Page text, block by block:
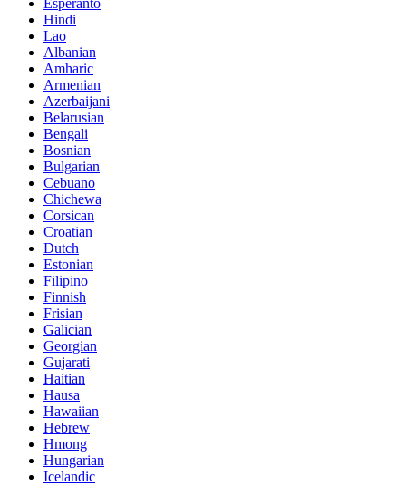
Esperanto
Hindi
Lao
Albanian
Amharic
Armenian
Azerbaijani
Belarusian
Bengali
Bosnian
Bulgarian
Cebuano
Chichewa
Corsican
Croatian
Dutch
Estonian
Filipino
Finnish
Frisian
Galician
Georgian
Gujarati
Haitian
Hausa
Hawaiian
Hebrew
Hmong
Hungarian
Icelandic